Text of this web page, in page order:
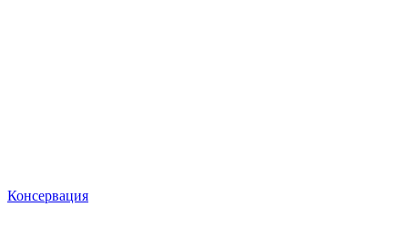
Консервация